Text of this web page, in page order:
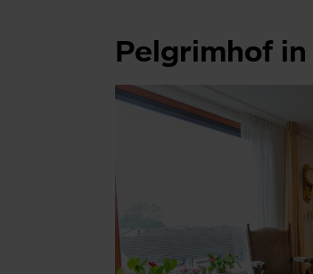
Pelgrimhof